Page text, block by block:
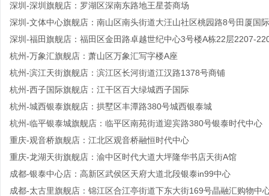
深圳-深圳旗舰店：罗湖区深南东路地王星荟商场
深圳-文体中心旗舰店：南山区南头街道大汪山社区桃园路8号田厦国
深圳-福田旗舰店：福田区金田路卓越世纪中心3号楼A栋22层2207-
杭州-万象汇旗舰店：萧山区万象汇写字楼A座
杭州-滨江天街旗舰店：滨江区长河街道江汉路1378号商铺
杭州-西子国际旗舰店：江干区百大绿城西子国际
杭州-城西银泰旗舰店：拱墅区丰潭路380号城西银泰城
杭州-临平银泰城旗舰店：临平区南苑街道迎宾路380号银泰时代中心
重庆-观音桥旗舰店：江北区观音桥融恒时代中心
重庆-龙湖天街旗舰店：渝中区时代大道大坪隆华书店天街A馆
成都-银泰中心店：高新区武侯区天府大道北段银泰in99中心
成都-太古里旗舰店：锦江区合江亭街道下东大街169号晶融汇购物中